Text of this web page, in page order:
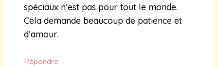
spéciaux n’est pas pour tout le monde.
Cela demande beaucoup de patience et
d’amour.
Répondre